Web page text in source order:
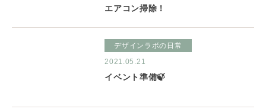
エアコン掃除！
2021.05.21
デザインラボの日常
イベント準備🍃